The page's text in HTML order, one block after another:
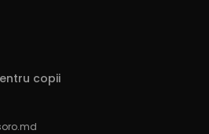
copii